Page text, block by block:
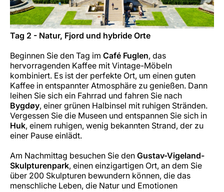
Tag 2 - Natur, Fjord und hybride Orte
Beginnen Sie den Tag im Café Fuglen, das
hervorragenden Kaffee mit Vintage-Möbeln
kombiniert. Es ist der perfekte Ort, um einen guten
Kaffee in entspannter Atmosphäre zu genießen. Dann
leihen Sie sich ein Fahrrad und fahren Sie nach
Bygdøy, einer grünen Halbinsel mit ruhigen Stränden.
Vergessen Sie die Museen und entspannen Sie sich in
Huk, einem ruhigen, wenig bekannten Strand, der zu
einer Pause einlädt.
Am Nachmittag besuchen Sie den Gustav-Vigeland-
Skulpturenpark, einen einzigartigen Ort, an dem Sie
über 200 Skulpturen bewundern können, die das
menschliche Leben, die Natur und Emotionen